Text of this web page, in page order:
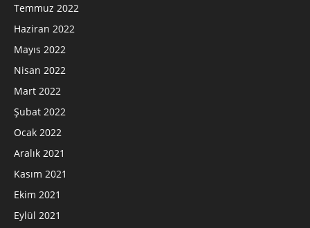
Temmuz 2022
Haziran 2022
Mayıs 2022
Nisan 2022
Mart 2022
Şubat 2022
Ocak 2022
Aralık 2021
Kasım 2021
Ekim 2021
Eylül 2021